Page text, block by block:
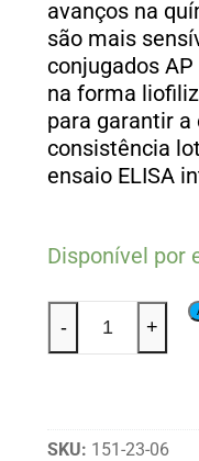
avanços na
são mais
conjugados
na forma
para garantir a
consistência
ensaio ELISA
Disponível por
- +
SKU: 151-23-06